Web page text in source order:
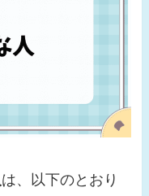
は、以下のとおり